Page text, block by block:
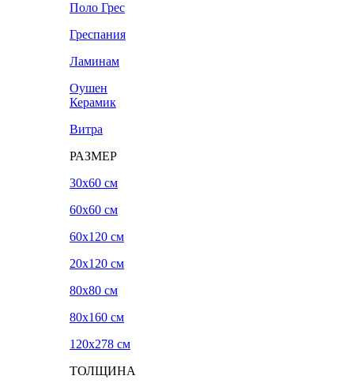
Поло Грес
Греспания
Ламинам
Оушен
Керамик
Витра
РАЗМЕР
30x60 см
60x60 см
60x120 см
20х120 см
80x80 см
80x160 см
120х278 см
ТОЛЩИНА